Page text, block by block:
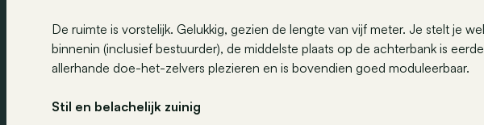
De ruimte is vorstelijk. Gelukkig, gezien de lengte van vijf meter. Je stelt je
binnenin (inclusief bestuurder), de middelste plaats op de achterbank is
allerhande doe-het-zelvers plezieren en is bovendien goed moduleerbaar.
Stil en belachelijk zuinig